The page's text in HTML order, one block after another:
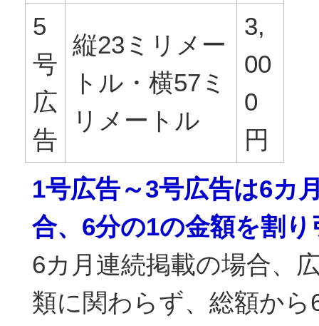
5
号
広
告
縦23ミリメー
トル・横57ミ
リメートル
3,
00
0
円
1号広告～3号広告は6カ
合、6分の1の金額を割
6カ月連続掲載の場合、
類に関わらず、総額か